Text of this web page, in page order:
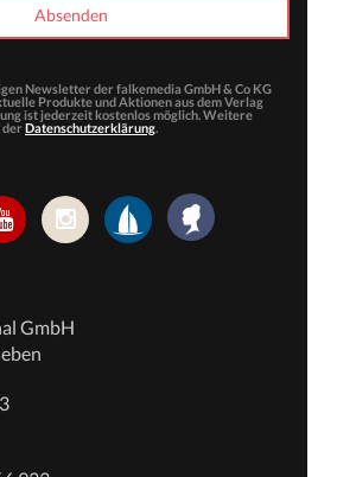
Newsletter der falkemedia GmbH & Co KG
Produkte und Aktionen aus dem Verlag
ist jederzeit kostenlos möglich. Weitere
der Datenschutzerklärung.
GmbH